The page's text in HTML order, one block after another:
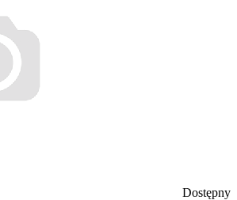
Dostępny